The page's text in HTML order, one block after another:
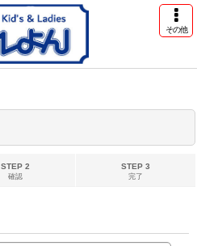
その他
STEP 2
確認
STEP 3
完了